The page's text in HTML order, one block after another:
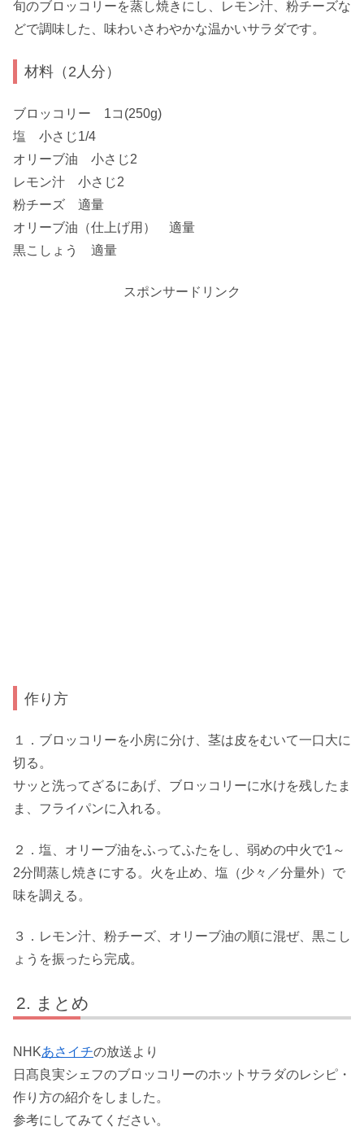
旬のブロッコリーを蒸し焼きにし、レモン汁、粉チーズな
どで調味した、味わいさわやかな温かいサラダです。
材料（2人分）
ブロッコリー 1コ(250g)
塩 小さじ1/4
オリーブ油 小さじ2
レモン汁 小さじ2
粉チーズ 適量
オリーブ油（仕上げ用） 適量
黒こしょう 適量
スポンサードリンク
作り方
１．ブロッコリーを小房に分け、茎は皮をむいて一口大に
切る。
サッと洗ってざるにあげ、ブロッコリーに水けを残したま
ま、フライパンに入れる。
２．塩、オリーブ油をふってふたをし、弱めの中火で1～
2分間蒸し焼きにする。火を止め、塩（少々／分量外）で
味を調える。
３．レモン汁、粉チーズ、オリーブ油の順に混ぜ、黒こし
ょうを振ったら完成。
まとめ
NHKあさイチの放送より
日髙良実シェフのブロッコリーのホットサラダのレシピ・
作り方の紹介をしました。
参考にしてみてください。